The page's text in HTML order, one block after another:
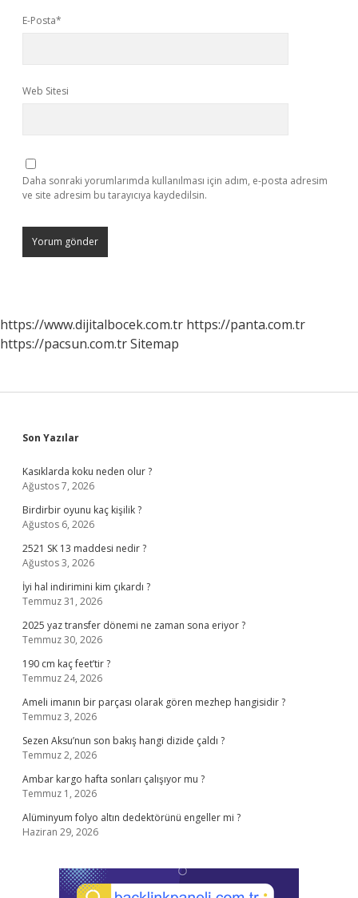
E-Posta*
Web Sitesi
Daha sonraki yorumlarımda kullanılması için adım, e-posta adresim
ve site adresim bu tarayıcıya kaydedilsin.
https://www.dijitalbocek.com.tr https://panta.com.tr
https://pacsun.com.trSitemap
Sidebar
Son Yazılar
Kasıklarda koku neden olur ?
Ağustos 7, 2026
Birdirbir oyunu kaç kişilik ?
Ağustos 6, 2026
2521 SK 13 maddesi nedir ?
Ağustos 3, 2026
İyi hal indirimini kim çıkardı ?
Temmuz 31, 2026
2025 yaz transfer dönemi ne zaman sona eriyor ?
Temmuz 30, 2026
190 cm kaç feet’tir ?
Temmuz 24, 2026
Ameli imanın bir parçası olarak gören mezhep hangisidir ?
Temmuz 3, 2026
Sezen Aksu’nun son bakış hangi dizide çaldı ?
Temmuz 2, 2026
Ambar kargo hafta sonları çalışıyor mu ?
Temmuz 1, 2026
Alüminyum folyo altın dedektörünü engeller mi ?
Haziran 29, 2026